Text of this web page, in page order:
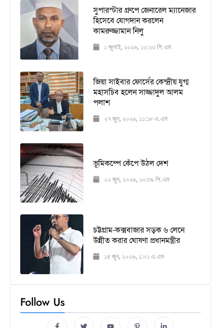
সুপারস্টার গ্রুপে জেনারেল ম্যানেজার
হিসেবে যোগদান করলেন
কামরুজ্জামান নিলু
১ জুলাই, ২০২৬, ১০:২৩ পি.এম
জিয়া সাইবার ফোর্সের কেন্দ্রীয় যুগ্ম
মহাসচিব হলেন সাজ্জাদুল আলম
পলাশ
২৭ জুন, ২০২৬, ১১:১৮ এ.এম
ভূমিকম্পে কেঁপে উঠল দেশ
২২ জুন, ২০২৬, ১০:৩৯ পি.এম
চট্টগ্রাম-কক্সবাজার সড়ক ৬ লেনে
উন্নীত করার ঘোষণা প্রধানমন্ত্রীর
১৪ জুন, ২০২৬, ১:০১ এ.এম
Follow Us